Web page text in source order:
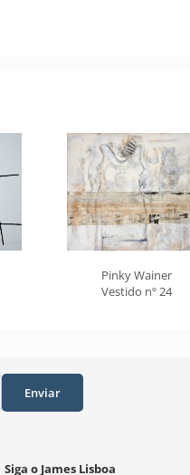
Pinky Wainer
Vestido nº 24
Enviar
Siga o James Lisboa